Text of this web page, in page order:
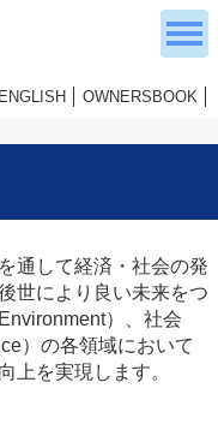
ENGLISH OWNERSBOOK
通して経済・社会の発
世により良い未来をつ
）、社会
）の各領域において
上を実現します。